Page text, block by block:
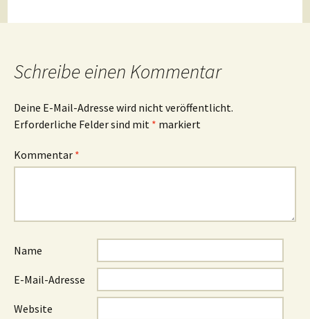
Schreibe einen Kommentar
Deine E-Mail-Adresse wird nicht veröffentlicht.
Erforderliche Felder sind mit * markiert
Kommentar *
Name
E-Mail-Adresse
Website